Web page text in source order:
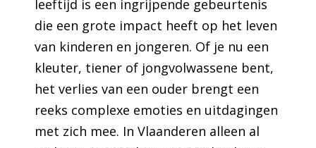
leeftijd is een ingrijpende gebeurtenis
die een grote impact heeft op het leven
van kinderen en jongeren. Of je nu een
kleuter, tiener of jongvolwassene bent,
het verlies van een ouder brengt een
reeks complexe emoties en uitdagingen
met zich mee. In Vlaanderen alleen al